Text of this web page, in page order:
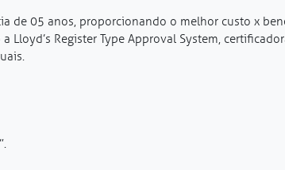
de 05 anos, proporcionando o melhor custo x
Register Type Approval System,